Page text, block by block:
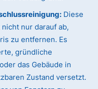
Diese
nur darauf ab,
zu entfernen. Es
gründliche
das Gebäude in
Zustand versetzt.